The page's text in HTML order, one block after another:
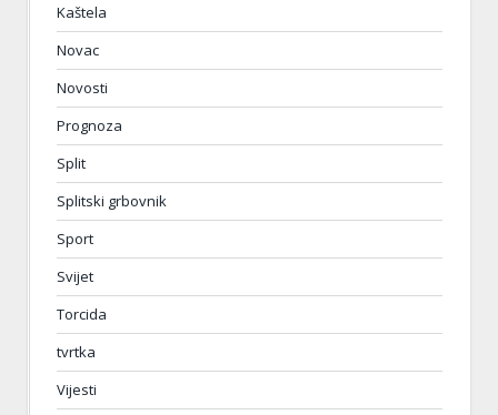
Kaštela
Novac
Novosti
Prognoza
Split
Splitski grbovnik
Sport
Svijet
Torcida
tvrtka
Vijesti